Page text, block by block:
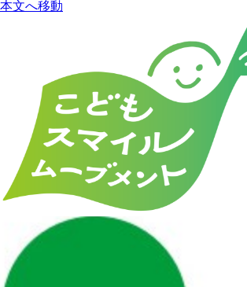
本文へ移動